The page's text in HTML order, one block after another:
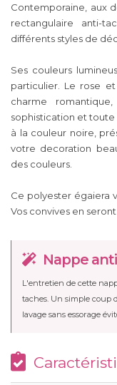
Contemporaine, aux
rectangulaire anti-
différents styles de
Ses couleurs
particulier. Le rose
charme
sophistication et toute
à la couleur noire,
votre decoration
des couleurs.
Ce polyester égaiera
Vos convives en
Nappe
L'entretien de cette
taches. Un simple coup
lavage sans essorage